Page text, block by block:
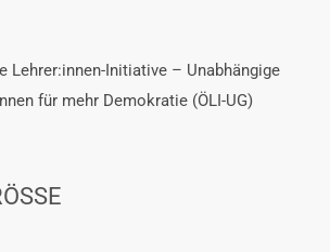
Lehrer:innen-Initiative – Unabhängige
für mehr Demokratie (ÖLI-UG)